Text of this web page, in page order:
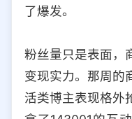
了爆发。
粉丝量只是表面，
变现实力。那周的
活类博主表现格外